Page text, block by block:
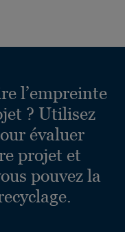
l’empreinte
? Utilisez
évaluer
projet et
pouvez la